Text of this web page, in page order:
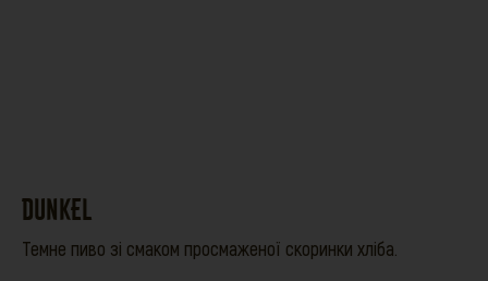
DUNKEL
Темне пиво зі смаком просмаженої скоринки хліба.